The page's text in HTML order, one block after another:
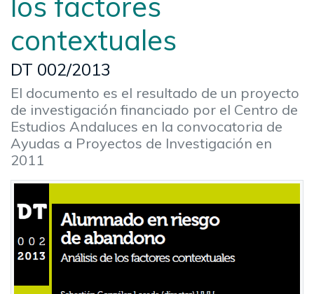
contextuales
DT 002/2013
El documento es el resultado de un proyecto
de investigación financiado por el Centro de
Estudios Andaluces en la convocatoria de
Ayudas a Proyectos de Investigación en
2011